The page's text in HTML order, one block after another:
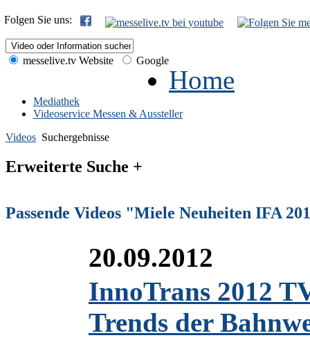
Folgen Sie uns:
messelive.tv Website Google
Home
Mediathek
Videoservice Messen & Aussteller
Videos Suchergebnisse
Erweiterte Suche +
Passende Videos "Miele Neuheiten IFA
20.09.2012
InnoTrans 2012
Trends der